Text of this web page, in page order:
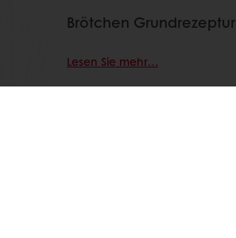
Brötchen Grundrezeptur
Lesen Sie mehr…